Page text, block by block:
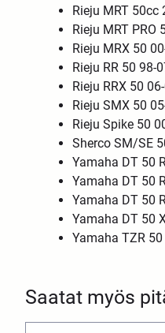
Saatat myös
Rieju MRT 50cc
Rieju MRT PRO
Rieju MRX 50
Rieju RR 50 98-
Rieju RRX 50
Rieju SMX 50
Rieju Spike 50
Sherco SM/SE
Yamaha DT 50
Yamaha DT 50
Yamaha DT 50
Yamaha DT 50
Yamaha TZR